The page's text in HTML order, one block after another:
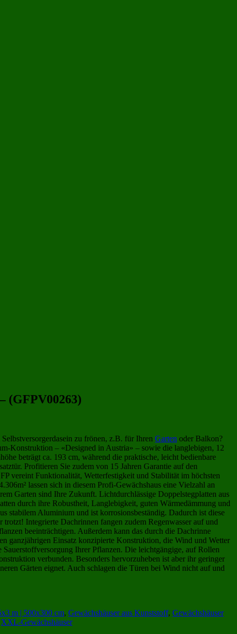
(GFPV00263)
zu frönen, z.B. für Ihren Garten oder Balkon?
Konstruktion – «Designed in Austria» – sowie die langlebigen, 12
beträgt ca. 193 cm, während die praktische, leicht bedienbare
Profitieren Sie zudem von 15 Jahren Garantie auf den
vereint Funktionalität, Wetterfestigkeit und Stabilität im höchsten
lassen sich in diesem Profi-Gewächshaus eine Vielzahl an
Garten sind Ihre Zukunft. Lichtdurchlässige Doppelstegplatten aus
durch ihre Robustheit, Langlebigkeit, guten Wärmedämmung und
stabilem Aluminium und ist korrosionsbeständig. Dadurch ist diese
Integrierte Dachrinnen fangen zudem Regenwasser auf und
beeinträchtigen. Außerdem kann das durch die Dachrinne
ganzjährigen Einsatz konzipierte Konstruktion, die Wind und Wetter
Ihrer Pflanzen. Die leichtgängige, auf Rollen
verbunden. Besonders hervorzuheben ist aber ihr geringer
Gärten eignet. Auch schlagen die Türen bei Wind nicht auf und
m | 500x300 cm, Gewächshäuser aus Kunststoff, Gewächshäuser
XXL-Gewächshäuser